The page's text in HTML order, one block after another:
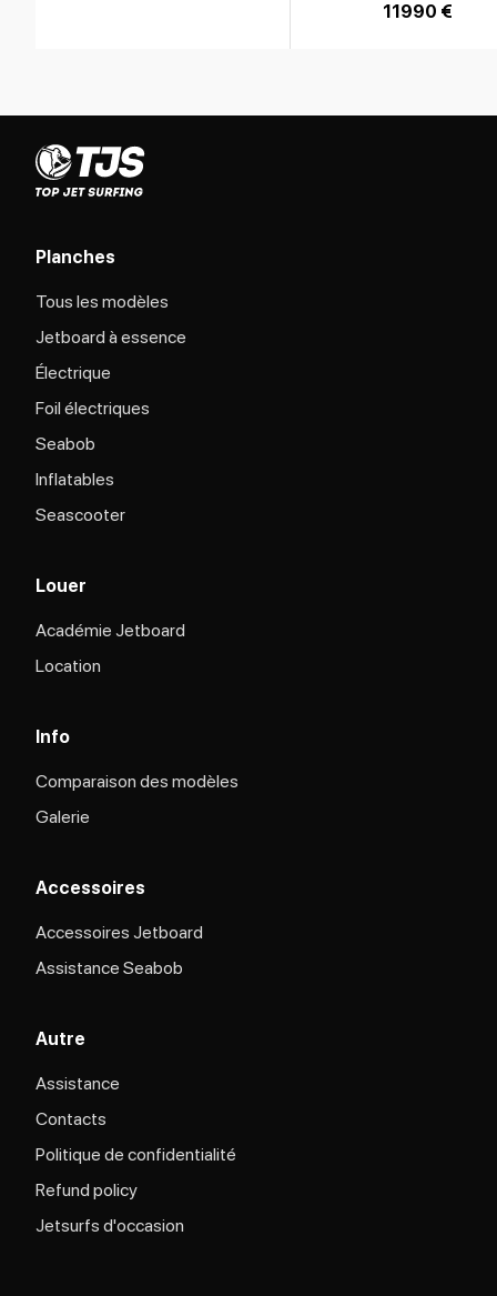
11990 €
Planches
Tous les modèles
Jetboard à essence
Électrique
Foil électriques
Seabob
Inflatables
Seascooter
Louer
Académie Jetboard
Location
Info
Comparaison des modèles
Galerie
Accessoires
Accessoires Jetboard
Assistance Seabob
Autre
Assistance
Contacts
Politique de confidentialité
Refund policy
Jetsurfs d'occasion